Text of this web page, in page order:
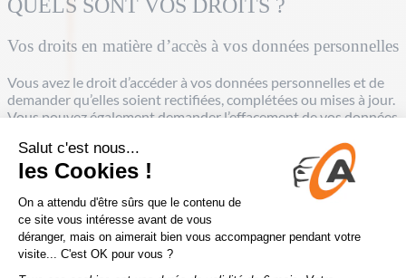
QUELS SONT VOS DROITS ?
Vos droits en matière d’accès à vos données personnelles
Vous avez le droit d’accéder à vos données personnelles et de
demander qu’elles soient rectifiées, complétées ou mises à jour.
Vous pouvez également demander l’effacement de vos données
motif légitime. Vous pouvez demander à exercer votre droit à la
portabilité de vos données, c’est-à-dire le droit de recevoir les
données personnelles que vous nous avez fournies dans un
format structuré, couramment utilisé et le droit de transmettre
ces données à un autre responsable de traitements. Vous
pouvez enfin formuler des directives relatives à la conservation,
à l’effacement et à la communication de vos données à